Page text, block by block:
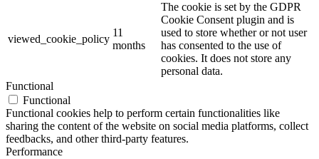
viewed_cookie_policy
11
months
The cookie is set by the GDPR
Cookie Consent plugin and is
used to store whether or not user
has consented to the use of
cookies. It does not store any
personal data.
Functional
Functional
Functional cookies help to perform certain functionalities like
sharing the content of the website on social media platforms, collect
feedbacks, and other third-party features.
Performance